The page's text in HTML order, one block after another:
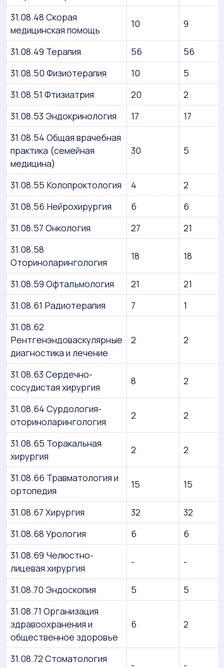
31.08.48 Скорая
медицинская помощь
10 9
31.08.49 Терапия 56
56
31.08.50 Физиотерапия
10
5
31.08.51 Фтизиатрия
20
2
31.08.53 Эндокринология
17
17
31.08.54 Общая врачебная
практика (семейная
медицина)
30 5
31.08.55 Колопроктология 4
2
31.08.56 Нейрохирургия
6
6
31.08.57 Онкология
27
21
31.08.58
Оториноларингология
18 18
31.08.59 Офтальмология 21
21
31.08.61 Радиотерапия
7
1
31.08.62
Рентгенэндоваскулярные
диагностика и лечение
2 2
31.08.63 Сердечно-
сосудистая хирургия
8 2
31.08.64 Сурдология-
оториноларингология
2 2
31.08.65 Торакальная
хирургия
2 2
31.08.66 Травматология и
ортопедия
15 15
31.08.67 Хирургия 32
32
31.08.68 Урология
6
6
31.08.69 Челюстно-
лицевая хирургия
- -
31.08.70 Эндоскопия 5
5
31.08.71 Организация
здравоохранения и
общественное здоровье
6 2
31.08.72 Стоматология
- -